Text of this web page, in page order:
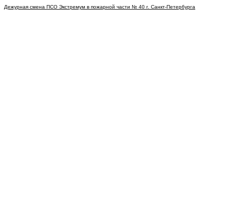
Дежурная смена ПСО Экстремум в пожарной части № 40 г. Санкт-Петербурга